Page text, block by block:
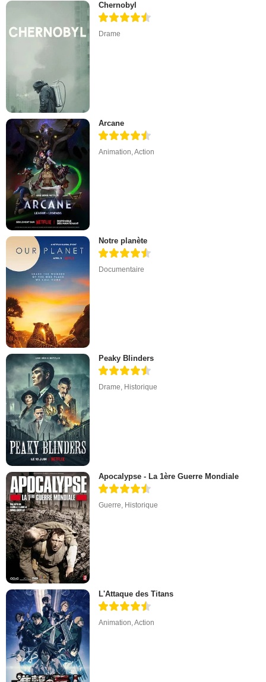
Chernobyl
Drame
Arcane
Animation ,Action
Notre planète
Documentaire
Peaky Blinders
Drame, Historique
Apocalypse - La 1ère Guerre Mondiale
Guerre Historique
L'Attaque des Titans
Animation,Action